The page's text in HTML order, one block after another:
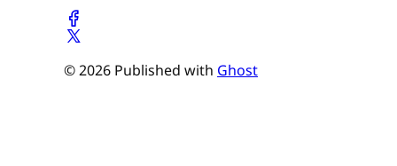
© 2026 Published with Ghost